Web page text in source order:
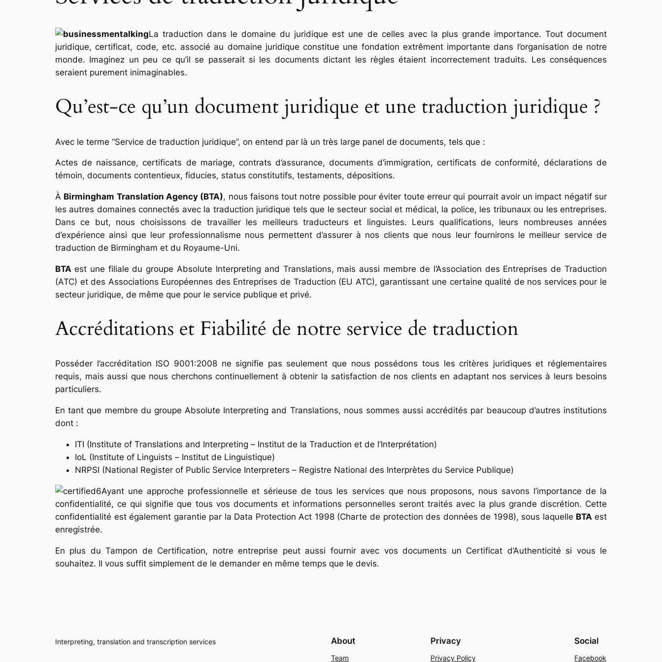
La traduction dans le domaine du juridique est une de celles avec la plus grande importance. Tout document
juridique, certificat, code, etc. associé au domaine juridique constitue une fondation extrêment importante dans l’organisation de notre
monde. Imaginez un peu ce qu’il se passerait si les documents dictant les règles étaient incorrectement traduits. Les conséquences
seraient purement inimaginables.
Qu’est-ce qu’un document juridique et une traduction juridique ?
Avec le terme “Service de traduction juridique”, on entend par là un très large panel de documents, tels que :
Actes de naissance, certificats de mariage, contrats d’assurance, documents d’immigration, certificats de conformité, déclarations de
témoin, documents contentieux, fiducies, status constitutifs, testaments, dépositions.
À Birmingham Translation Agency (BTA), nous faisons tout notre possible pour éviter toute erreur qui pourrait avoir un impact négatif sur
les autres domaines connectés avec la traduction juridique tels que le secteur social et médical, la police, les tribunaux ou les entreprises.
Dans ce but, nous choisissons de travailler les meilleurs traducteurs et linguistes. Leurs qualifications, leurs nombreuses années
d’expérience ainsi que leur professionnalisme nous permettent d’assurer à nos clients que nous leur fournirons le meilleur service de
traduction de Birmingham et du Royaume-Uni.
BTA est une filiale du groupe Absolute Interpreting and Translations, mais aussi membre de l’Association des Entreprises de Traduction
(ATC) et des Associations Européennes des Entreprises de Traduction (EU ATC), garantissant une certaine qualité de nos services pour le
secteur juridique, de même que pour le service publique et privé.
Accréditations et Fiabilité de notre service de traduction
Posséder l’accréditation ISO 9001:2008 ne signifie pas seulement que nous possédons tous les critères juridiques et réglementaires
requis, mais aussi que nous cherchons continuellement à obtenir la satisfaction de nos clients en adaptant nos services à leurs besoins
particuliers.
En tant que membre du groupeAbsolute Interpreting and Translations, nous sommes aussi accrédités par beaucoup d’autres institutions
dont :
ITI (Institute of Translations and Interpreting – Institut de la Traduction et de l’Interprétation)
IoL (Institute of Linguists – Institut de Linguistique)
NRPSI (National Register of Public Service Interpreters – Registre National des Interprètes du Service Publique)
Ayant une approche professionnelle et sérieuse de tous les services que nous proposons, nous savons l’importance de la
confidentialité, ce qui signifie que tous vos documents et informations personnelles seront traités avec la plus grande discrétion. Cette
confidentialité est également garantie par la Data Protection Act 1998 (Charte de protection des données de 1998), sous laquelle BTAest
enregistrée.
En plus du Tampon de Certification, notre entreprise peut aussi fournir avec vos documents un Certificat d’Authenticité si vous le
souhaitez. Il vous suffit simplement de le demander en même temps que le devis.
Interpreting, translation and transcription services About
Team
Privacy
Privacy Policy
Social
Facebook